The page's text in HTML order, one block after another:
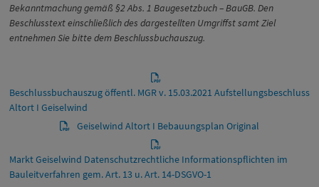
Bekanntmachung gemäß §2 Abs. 1 Baugesetzbuch – BauGB. Den
Beschlusstext einschließlich des dargestellten Umgriffst samt Ziel
entnehmen Sie bitte dem Beschlussbuchauszug.
Beschlussbuchauszug öffentl. MGR v. 15.03.2021 Aufstellungsbeschluss
Altort I Geiselwind
Geiselwind Altort I Bebauungsplan Original
Markt Geiselwind Datenschutzrechtliche Informationspflichten im
Bauleitverfahren gem. Art. 13 u. Art. 14-DSGVO-1